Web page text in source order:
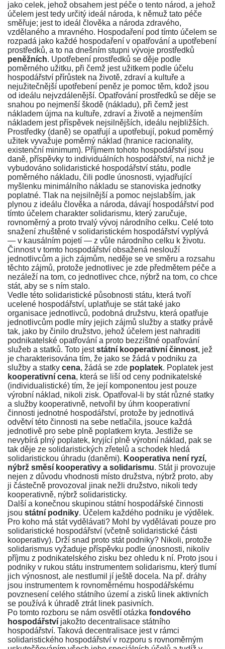
jako celek, jehož obsahem jest péče o tento národ, a jehož
účelem jest tedy určitý ideál národa, k němuž tato péče
směřuje; jest to ideál člověka a národa zdravého,
vzdělaného a mravného. Hospodaření pod tímto účelem se
rozpadá jako každé hospodaření v opatřování a upotřebení
prostředků, a to na dnešním stupni vývoje prostředků
peněžních. Upotřebení prostředků se děje podle
poměrného užitku, při čemž jest užitkem podle účelu
hospodářství přírůstek na životě, zdraví a kultuře a
nejužitečnější upotřebení peněz je pomoc těm, kdož jsou
od ideálu nejvzdálenější. Opatřování prostředků se děje se
snahou po nejmenší škodě (nákladu), při čemž jest
nákladem újma na kultuře, zdraví a životě a nejmenším
nákladem jest příspěvek nejsilnějších, ideálu nejbližších.
Prostředky (daně) se opatřují a upotřebují, pokud poměrný
užitek vyvažuje poměrný náklad (hranice racionality,
existenční minimum). Příjmem tohoto hospodářství jsou
daně, příspěvky to individuálních hospodářství, na nichž je
vybudováno solidaristické hospodářství státu, podle
poměrného nákladu, čili podle únosnosti, vyjadřující
myšlenku minimálního nákladu se stanoviska jednotky
poplatné. Tlak na nejsilnější a pomoc nejslabším, jak
plynou z ideálu člověka a národa, dávají hospodářství pod
tímto účelem charakter solidarismu, který zaručuje,
rovnoměrný a proto trvalý vývoj národního celku. Celé toto
snažení zhuštěné v solidaristickém hospodářství vyplývá
— v kausálním pojetí — z vůle národního celku k životu.
Činnost v tomto hospodářství obsažená neslouží
jednotlivcům a jich zájmům, neděje se ve směru a rozsahu
těchto zájmů, protože jednotlivec je zde předmětem péče a
nezáleží na tom, co jednotlivec chce, nýbrž na tom, co chce
stát, aby se s ním stalo.
Vedle této solidaristické působnosti státu, která tvoří
ucelené hospodářství, uplatňuje se stát také jako
organisace jednotlivců, podobná družstvu, která opatřuje
jednotlivcům podle míry jejich zájmů služby a statky právě
tak, jako by činilo družstvo, jehož účelem jest nahraditi
podnikatelské opatřování a proto bezzištné opatřování
služeb a statků. Toto jeststátní kooperativní činnost, jež
je charakterisována tím, že jako se žádá v podniku za
služby a statky cena, žádá se zde poplatek. Poplatek jest
kooperativní cena, která se liší od ceny podnikatelské
(individualistické) tím, že její komponentou jest pouze
výrobní náklad, nikoli zisk. Opatřoval-li by stát různé statky
a služby kooperativně, netvořil by úhrn kooperativní
činnosti jednotné hospodářství, protože by jednotlivá
odvětví této činnosti na sebe netlačila, jsouce každá
jednotlivě pro sebe plně poplatkem kryta. Jestliže se
nevybírá plný poplatek, kryjící plně výrobní náklad, pak se
tak děje ze solidaristických zřetelů a schodek hledá
solidaristickou úhradu (daněmi). Kooperativa není ryzí,
nýbrž směsí kooperativy a solidarismu. Stát ji provozuje
nejen z důvodu vhodnosti místo družstva, nýbrž proto, aby
ji částečně provozoval jinak nežli družstvo, nikoli tedy
kooperativně, nýbrž solidaristicky.
Další a konečnou skupinou státní hospodářské činnosti
jsou státní podniky. Účelem každého podniku je výdělek.
Pro koho má stát vydělávati? Mohl by vydělávati pouze pro
solidaristické hospodářství (včetně solidaristické části
kooperativy). Drží snad proto stát podniky? Nikoli, protože
solidarismus vyžaduje příspěvku podle únosnosti, nikoliv
příjmu z podnikatelského zisku bez ohledu k ní. Proto jsou i
podniky v rukou státu instrumentem solidarismu, který tlumí
jich výnosnost, ale nestlumil jí ještě docela. Na př. dráhy
jsou instrumentem k rovnoměrnému hospodářskému
povznesení celého státního území a zisků linek aktivních
se používá k úhradě ztrát linek pasivních.
Po tomto rozboru se nám osvětlí otázka fondového
hospodářství jakožto decentralisace státního
hospodářství. Taková decentralisace jest v rámci
solidaristického hospodářství v rozporu s rovnoměrným